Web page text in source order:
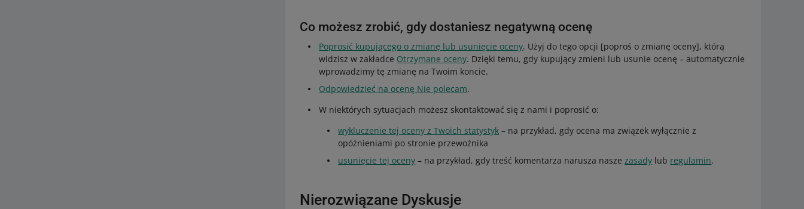
Co możesz zrobić, gdy dostaniesz negatywną ocenę
Poprosić kupującego o zmianę lub usunięcie oceny. Użyj do tego opcji [poproś o zmianę oceny], którą
widzisz w zakładce Otrzymane oceny. Dzięki temu, gdy kupujący zmieni lub usunie ocenę – automatycznie
wprowadzimy tę zmianę na Twoim koncie.
Odpowiedzieć na ocenę Nie polecam.
W niektórych sytuacjach możesz skontaktować się z nami i poprosić o:
wykluczenie tej oceny z Twoich statystyk – na przykład, gdy ocena ma związek wyłącznie z
opóźnieniami po stronie przewoźnika
usunięcie tej oceny – na przykład, gdy treść komentarza narusza naszezasady lub regulamin.
Nierozwiązane Dyskusje